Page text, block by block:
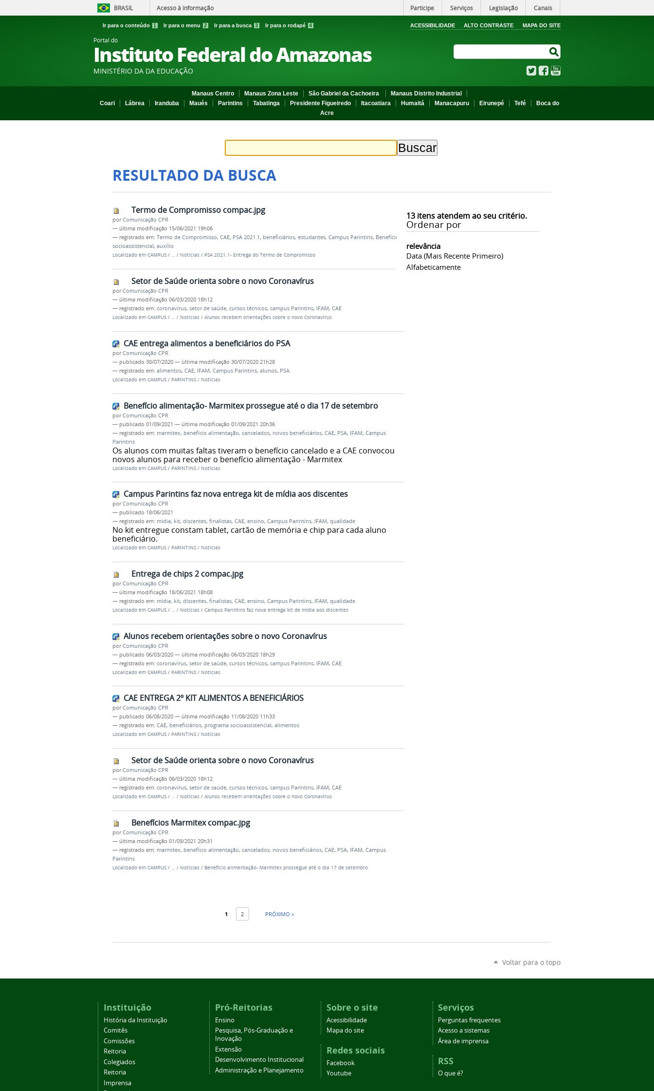
BRASIL Acesso à informação Participe Serviços Legislação Canais
Ir para o conteúdo 1 Ir para o menu 2 Ir para a busca 3 Ir para o rodapé 4 ACESSIBILIDADE ALTO CONTRASTE MAPA DO SITE
Portal do
Instituto Federal do Amazonas
MINISTÉRIO DA DA EDUCAÇÃO TwitterFacebook
Manaus Centro Manaus Zona Leste São Gabriel da Cachoeira
Manaus Distrito Industrial
Coari
Lábrea Iranduba Maués Parintins Tabatinga Presidente Figueiredo Itacoatiara Humaitá Manacapuru Eirunepé Tefé
Boca do
Acre
RESULTADO DA BUSCA
13itens atendem ao seu critério.
Ordenar por
relevância
Data (mais Recente Primeiro)
Alfabeticamente
Termo de Compromisso compac.jpg
porComunicação CPR
— última modificação 15/06/2021 19h06
— registrado em: Termo de Compromisso, CAE, PSA 2021.1, beneficiários, estudantes, Campus Parintins, Benefício
socioassistencial, auxílio
Localizado em CAMPUS / … / Notícias / PSA 2021.1- Entrega do Termo de Compromisso
Setor de Saúde orienta sobre o novo Coronavírus
porComunicação CPR
— última modificação 06/03/2020 18h12
— registrado em: coronavírus, setor de saúde, cursos técnicos, campus Parintins, IFAM, CAE
Localizado em CAMPUS / … / Notícias / Alunos recebem orientações sobre o novo Coronavírus
CAE entrega alimentos a beneficiários do PSA
porComunicação CPR
— publicado 30/07/2020 — última modificação 30/07/2020 21h28
— registrado em: alimentos, CAE, IFAM, Campus Parintins, alunos, PSA
Localizado em CAMPUS / PARINTINS / Notícias
Benefício alimentação- Marmitex prossegue até o dia 17 de setembro
porComunicação CPR
— publicado 01/09/2021 — última modificação 01/09/2021 20h36
— registrado em: marmitex, benefício alimentação, cancelados, novos beneficiários, CAE, PSA, IFAM, Campus
Parintins
Os alunos com muitas faltas tiveram o benefício cancelado e a CAE convocou
novos alunos para receber o benefício alimentação - Marmitex
Localizado em CAMPUS / PARINTINS / Notícias
Campus Parintins faz nova entrega kit de mídia aos discentes
porComunicação CPR
— publicado 18/06/2021
— registrado em: mídia, kit, discentes, finalistas, CAE, ensino, Campus Parintins, IFAM, qualidade
No kit entregue constam tablet, cartão de memória e chip para cada aluno
beneficiário.
Localizado em CAMPUS / PARINTINS / Notícias
Entrega de chips 2 compac.jpg
porComunicação CPR
— última modificação 18/06/2021 18h08
— registrado em: mídia, kit, discentes, finalistas, CAE, ensino, Campus Parintins, IFAM, qualidade
Localizado em CAMPUS / … / Notícias / Campus Parintins faz nova entrega kit de mídia aos discentes
Alunos recebem orientações sobre o novo Coronavírus
porComunicação CPR
— publicado 06/03/2020 — última modificação 06/03/2020 18h29
— registrado em: coronavírus, setor de saúde, cursos técnicos, campus Parintins, IFAM, CAE
Localizado em CAMPUS / PARINTINS / Notícias
CAE ENTREGA 2º KIT ALIMENTOS A BENEFICIÁRIOS
porComunicação CPR
— publicado 06/08/2020 — última modificação 11/08/2020 11h33
— registrado em: CAE, beneficiários, programa socioassistencial, alimentos
Localizado em CAMPUS / PARINTINS / Notícias
Setor de Saúde orienta sobre o novo Coronavírus
porComunicação CPR
— última modificação 06/03/2020 18h12
— registrado em: coronavírus, setor de saúde, cursos técnicos, campus Parintins, IFAM, CAE
Localizado em CAMPUS / … / Notícias / Alunos recebem orientações sobre o novo Coronavírus
Benefícios Marmitex compac.jpg
porComunicação CPR
— última modificação 01/09/2021 20h31
— registrado em: marmitex, benefício alimentação, cancelados, novos beneficiários, CAE, PSA, IFAM, Campus
Parintins
Localizado em CAMPUS / … / Notícias / Benefício alimentação- Marmitex prossegue até o dia 17 de setembro
1 2 PRÓXIMO »
Voltar para o topo
Instituição
História da Instituição
Comitês
Comissões
Reitoria
Colegiados
Reitoria
Imprensa
Pró-Reitorias
Ensino
Pesquisa, Pós-Graduação e
Inovação
Extensão
Desenvolvimento Institucional
Administração e Planejamento
Sobre o site
Acessibilidade
Mapa do site
Redes sociais
Facebook
Youtube
Serviços
Perguntas frequentes
Acesso a sistemas
Área de imprensa
RSS
O que é?